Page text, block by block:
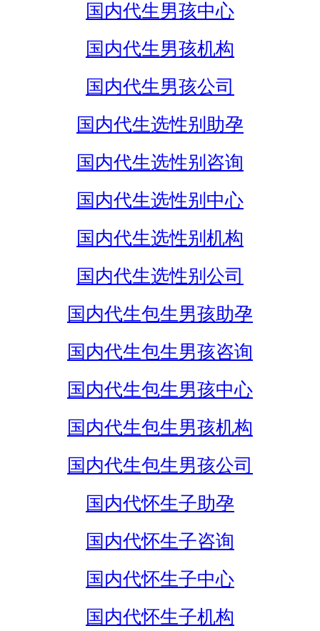
国内代生男孩中心
国内代生男孩机构
国内代生男孩公司
国内代生选性别助孕
国内代生选性别咨询
国内代生选性别中心
国内代生选性别机构
国内代生选性别公司
国内代生包生男孩助孕
国内代生包生男孩咨询
国内代生包生男孩中心
国内代生包生男孩机构
国内代生包生男孩公司
国内代怀生子助孕
国内代怀生子咨询
国内代怀生子中心
国内代怀生子机构